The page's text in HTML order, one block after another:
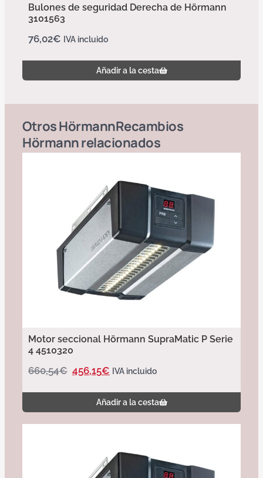
Bulones de seguridad Derecha de Hörmann
3101563
76,02€ IVA incluido
Añadir a la cesta
OtrosHörmannRecambios
Hörmannrelacionados
Motor seccional Hörmann SupraMatic P Serie
4 4510320
660,54€ 456,15€ IVA incluido
Añadir a la cesta